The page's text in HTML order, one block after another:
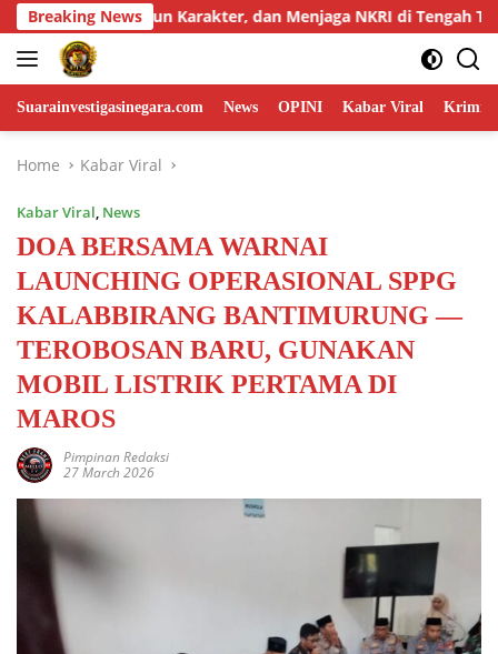
Skip
to
content
Breaking News
NKRI di Tengah Tantangan Zaman Pembangunan
Suarainvestigasinegara.com News OPINI Kabar Viral
Home Kabar Viral
Kabar Viral, News
DOA BERSAMA WARNAI
LAUNCHING OPERASIONAL SPPG
KALABBIRANG BANTIMURUNG —
TEROBOSAN BARU, GUNAKAN
MOBIL LISTRIK PERTAMA DI
MAROS
Pimpinan Redaksi
27 March 2026